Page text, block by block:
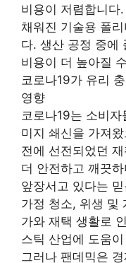
비용이 저렴합니다
채워진 기술용 폴
다. 생산 공정 중에
비용이 더 높아질
코로나19가 유리
영향
코로나19는 소비
미지 쇄신을 가져
전에 선전되었던
더 안전하고 깨끗
앞장서고 있다는
가정 청소, 위생 및
가와 재택 생활로
스틱 산업에 도움
그러나 팬데믹은